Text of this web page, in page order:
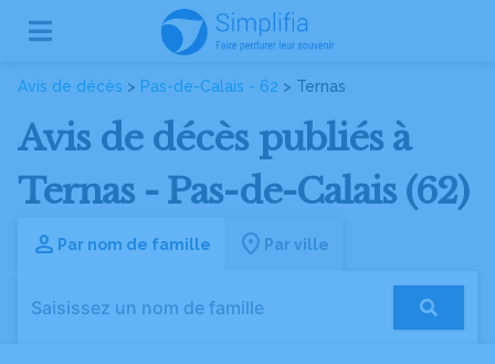
Avis de décès > Pas-de-Calais - 62 > Ternas
Avis de décès publiés à
Ternas - Pas-de-Calais (62)
Par nom de famille Par ville